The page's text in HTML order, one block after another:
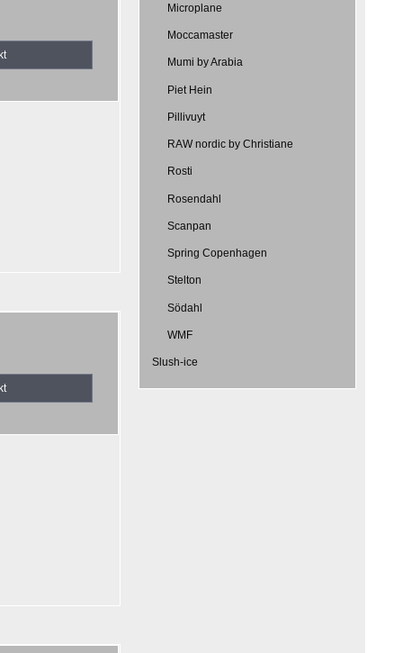
Microplane
Moccamaster
Mumi by Arabia
Piet Hein
Pillivuyt
RAW nordic by Christiane
Rosti
Rosendahl
Scanpan
Spring Copenhagen
Stelton
Södahl
WMF
Slush-ice